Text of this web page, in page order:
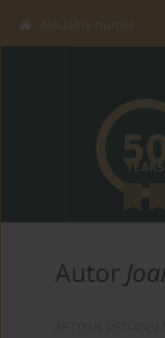
Aktualny numer
Autor